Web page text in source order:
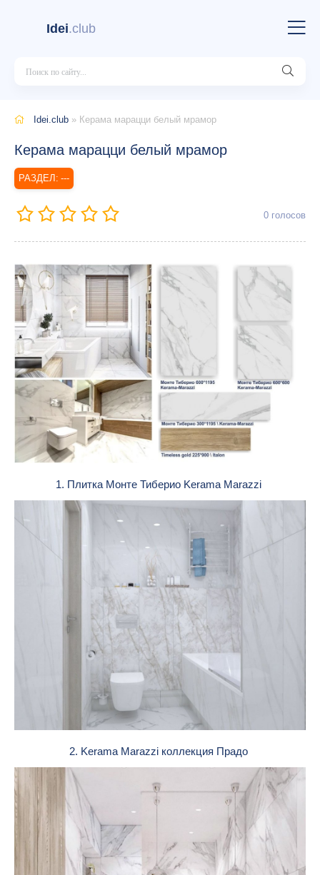
Idei.club
Idei.club » Керама марацци белый мрамор
Керама марацци белый мрамор
---
0 голосов
1. Плитка Монте Тиберио Kerama Marazzi
2. Kerama Marazzi коллекция Прадо